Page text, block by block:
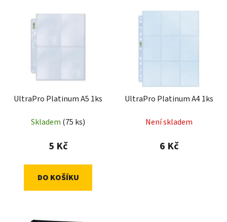
UltraPro Platinum A5 1ks
Skladem (75 ks)
5 Kč
DO KOŠÍKU
UltraPro Platinum A4 1ks
Není skladem
6 Kč